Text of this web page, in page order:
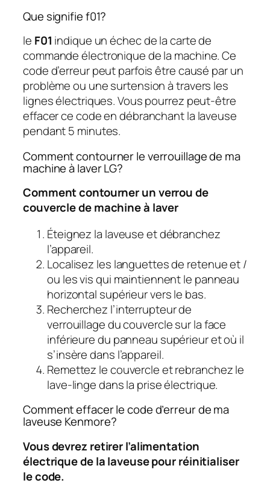
Que signifie f01?
le F01 indique un échec de la carte de
commande électronique de la machine. Ce
code d’erreur peut parfois être causé par un
problème ou une surtension à travers les
lignes électriques. Vous pourrez peut-être
effacer ce code en débranchant la laveuse
pendant 5 minutes.
Comment contourner le verrouillage de ma
machine à laver LG?
Comment contourner un verrou de
couvercle de machine à laver
Éteignez la laveuse et débranchez
l’appareil.
Localisez les languettes de retenue et /
ou les vis qui maintiennent le panneau
horizontal supérieur vers le bas.
Recherchez l’interrupteur de
verrouillage du couvercle sur la face
inférieure du panneau supérieur et où il
s’insère dans l’appareil.
Remettez le couvercle et rebranchez le
lave-linge dans la prise électrique.
Comment effacer le code d’erreur de ma
laveuse Kenmore?
Vous devrez retirer l’alimentation
électrique de la laveuse pour réinitialiser
le code.